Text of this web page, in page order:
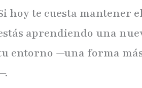
hoy te cuesta mantener
aprendiendo una
entorno —una forma